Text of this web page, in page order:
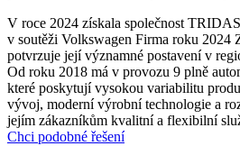
V roce 2024 získala společnost
v soutěži Volkswagen Firma roku 2024
potvrzuje její významné postavení v
Od roku 2018 má v provozu 9 plně
které poskytují vysokou variabilitu
vývoj, moderní výrobní technologie a
jejím zákazníkům kvalitní a flexibilní
Chci podobné řešení